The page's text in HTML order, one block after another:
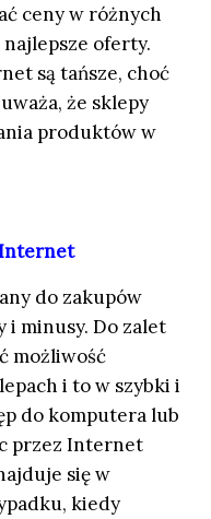
ceny w różnych
oferty.
są tańsze, choć
że sklepy
produktów w
do zakupów
i minusy. Do zalet
możliwość
i to w szybki i
do komputera lub
przez Internet
się w
kiedy